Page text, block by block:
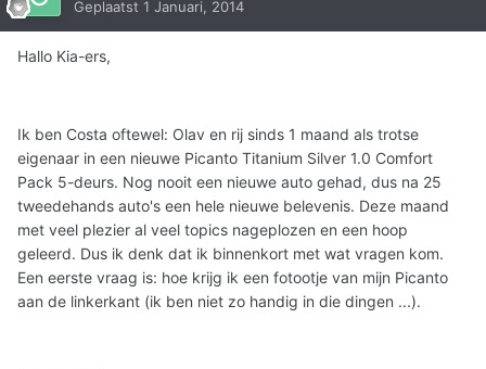
Geplaatst 1 Januari, 2014
Hallo Kia-ers,
Ik ben Costa oftewel: Olav en rij sinds 1 maand als trotse
eigenaar in een nieuwe Picanto Titanium Silver 1.0 Comfort
Pack 5-deurs. Nog nooit een nieuwe auto gehad, dus na 25
tweedehands auto's een hele nieuwe belevenis. Deze maand
met veel plezier al veel topics nageplozen en een hoop
geleerd. Dus ik denk dat ik binnenkort met wat vragen kom.
Een eerste vraag is: hoe krijg ik een fotootje van mijn Picanto
aan de linkerkant (ik ben niet zo handig in die dingen ...).